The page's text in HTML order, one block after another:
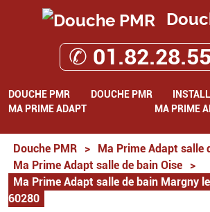
✆
DOUCHE PMR DOUCHE PMR
MA PRIME ADAPT
MA PRIME
Douche PMR > Ma Prime Adapt salle
Ma Prime Adapt salle de bain Oise
>
Ma Prime Adapt salle de bain Margny
60280